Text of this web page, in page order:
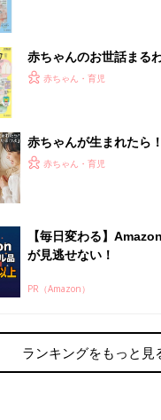
赤ちゃんのお世話まる
てのひよこクラブ 夏号
赤ちゃん・育児
赤ちゃんが生まれたら
ひよ」
赤ちゃん・育児
【毎日変わる】
が見逃せない！
PR（Amazon）
ランキングをもっと見